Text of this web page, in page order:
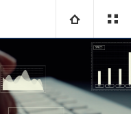
IT Leistungen